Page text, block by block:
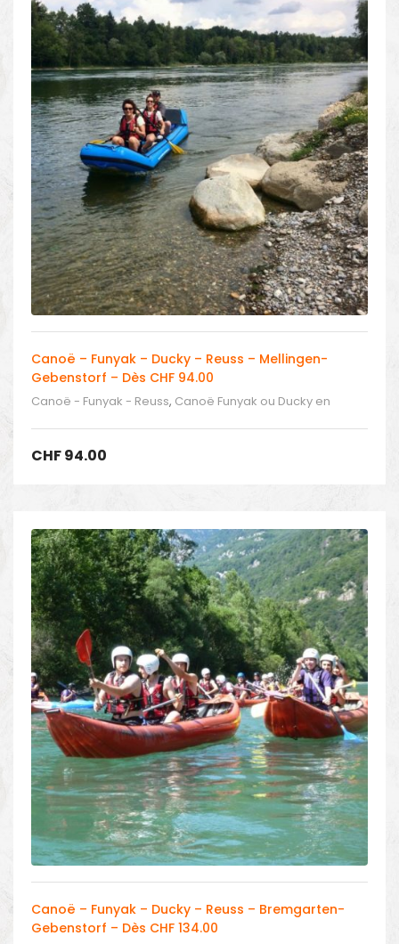
Canoë – Funyak – Ducky – Reuss – Mellingen-
Gebenstorf – Dès CHF 94.00
Canoë - Funyak - Reuss, Canoë Funyak ou Ducky en
CHF94.00
Canoë – Funyak – Ducky – Reuss – Bremgarten-
Gebenstorf – Dès CHF 134.00